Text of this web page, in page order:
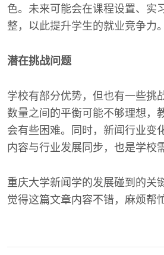
色。未来可能会在课程设置、实
整，以此提升学生的就业竞争力。
潜在挑战问题
学校有部分优势，但也有一些挑
数量之间的平衡可能不够理想，
会有些困难。同时，新闻行业变
内容与行业发展同步，也是学校
重庆大学新闻学的发展碰到的关
觉得这篇文章内容不错，麻烦帮